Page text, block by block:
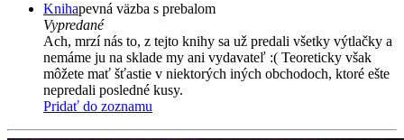
Knihapevná väzba s prebalom
Vypredané
Ach, mrzí nás to, z tejto knihy sa už predali všetky výtlačky a
nemáme ju na sklade my ani vydavateľ :( Teoreticky však
môžete mať šťastie v niektorých iných obchodoch, ktoré ešte
nepredali posledné kusy.
Pridať do zoznamu